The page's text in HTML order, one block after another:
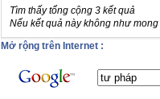
Tìm thấy tổng cộng 3 kết quả
Nếu kết quả này không như
Mở rộng trên Internet :